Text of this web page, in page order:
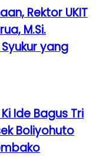
Rektor UKIT
M.Si.
yang
Ide Bagus Tri
Boliyohuto